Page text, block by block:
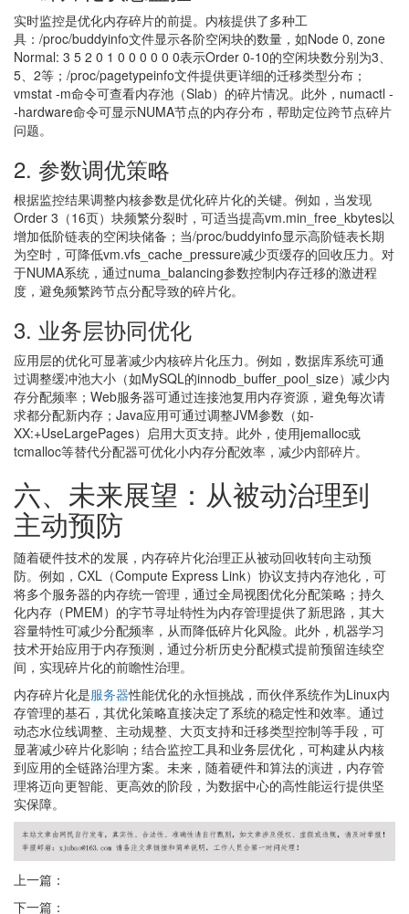
实时监控是优化内存碎片的前提。内核提供了多种工
具：/proc/buddyinfo文件显示各阶空闲块的数量，如Node 0, zone
Normal: 3 5 2 0 1 0 0 0 0 0 0表示Order 0-10的空闲块数分别为3、
5、2等；/proc/pagetypeinfo文件提供更详细的迁移类型分布；
vmstat -m命令可查看内存池（Slab）的碎片情况。此外，numactl -
-hardware命令可显示NUMA节点的内存分布，帮助定位跨节点碎片
问题。
2. 参数调优策略
根据监控结果调整内核参数是优化碎片化的关键。例如，当发现
Order 3（16页）块频繁分裂时，可适当提高vm.min_free_kbytes以
增加低阶链表的空闲块储备；当/proc/buddyinfo显示高阶链表长期
为空时，可降低vm.vfs_cache_pressure减少页缓存的回收压力。对
于NUMA系统，通过numa_balancing参数控制内存迁移的激进程
度，避免频繁跨节点分配导致的碎片化。
3. 业务层协同优化
应用层的优化可显著减少内核碎片化压力。例如，数据库系统可通
过调整缓冲池大小（如MySQL的innodb_buffer_pool_size）减少内
存分配频率；Web服务器可通过连接池复用内存资源，避免每次请
求都分配新内存；Java应用可通过调整JVM参数（如-
XX:+UseLargePages）启用大页支持。此外，使用jemalloc或
tcmalloc等替代分配器可优化小内存分配效率，减少内部碎片。
六、未来展望：从被动治理到
主动预防
随着硬件技术的发展，内存碎片化治理正从被动回收转向主动预
防。例如，CXL（Compute Express Link）协议支持内存池化，可
将多个服务器的内存统一管理，通过全局视图优化分配策略；持久
化内存（PMEM）的字节寻址特性为内存管理提供了新思路，其大
容量特性可减少分配频率，从而降低碎片化风险。此外，机器学习
技术开始应用于内存预测，通过分析历史分配模式提前预留连续空
间，实现碎片化的前瞻性治理。
内存碎片化是服务器性能优化的永恒挑战，而伙伴系统作为Linux内
存管理的基石，其优化策略直接决定了系统的稳定性和效率。通过
动态水位线调整、主动规整、大页支持和迁移类型控制等手段，可
显著减少碎片化影响；结合监控工具和业务层优化，可构建从内核
到应用的全链路治理方案。未来，随着硬件和算法的演进，内存管
理将迈向更智能、更高效的阶段，为数据中心的高性能运行提供坚
实保障。
上一篇：
下一篇：